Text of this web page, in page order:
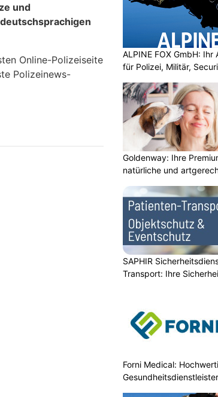
und
Online-Polizeiseite
Polizeinews-
ALPINE FOX GmbH:
für Polizei, Militär,
Goldenway: Ihre
natürliche und
SAPHIR
Transport: Ihre
Forni Medical:
Gesundheitsdienstleister